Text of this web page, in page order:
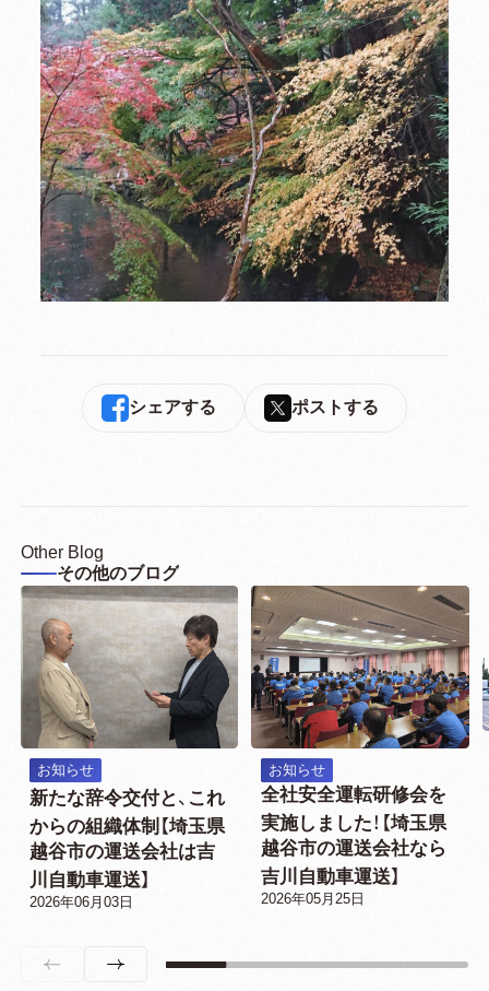
シェアする ポストする
その他のブログ
Other Blog
お知らせ
新たな辞令交付と、これ
からの組織体制【埼玉県
越谷市の運送会社は吉
川自動車運送】
2026年06月03日
お知らせ
全社安全運転研修会を
実施しました！【埼玉県
越谷市の運送会社なら
吉川自動車運送】
2026年05月25日